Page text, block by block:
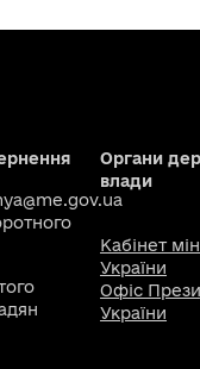
Органи
влади
Кабінет
України
Офіс
України